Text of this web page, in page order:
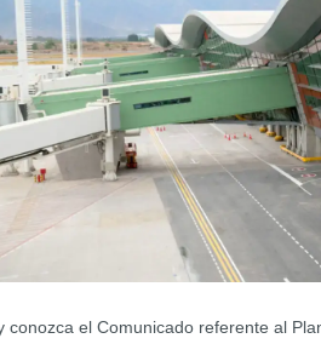
conozca el Comunicado referente al